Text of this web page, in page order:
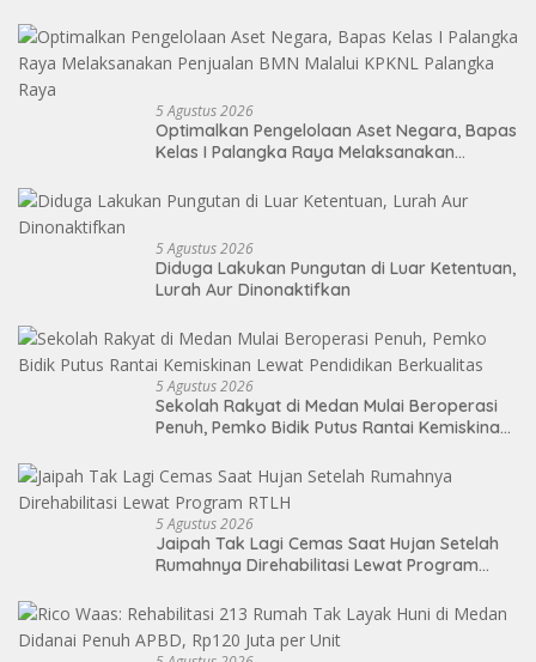
5 Agustus 2026
Optimalkan Pengelolaan Aset Negara, Bapas
Kelas I Palangka Raya Melaksanakan
5 Agustus 2026
Diduga Lakukan Pungutan di Luar Ketentuan,
Lurah Aur Dinonaktifkan
5 Agustus 2026
Sekolah Rakyat di Medan Mulai Beroperasi
Penuh, Pemko Bidik Putus Rantai Kemiskinan
5 Agustus 2026
Jaipah Tak Lagi Cemas Saat Hujan Setelah
Rumahnya Direhabilitasi Lewat Program